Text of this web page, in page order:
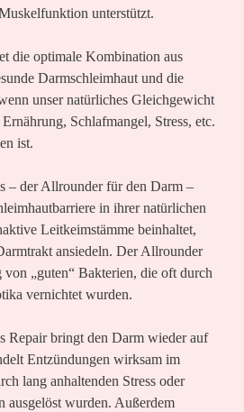
unterstützt.
die optimale Kombination aus
Darmschleimhaut und die
unser natürliches Gleichgewicht
Schlafmangel, Stress, etc.
ist.
– der Allrounder für den Darm –
in ihrer natürlichen
Leitkeimstämme beinhaltet,
ansiedeln. Der Allrounder
„guten“ Bakterien, die oft durch
vernichtet wurden.
Repairbringt den Darm wieder auf
Entzündungen wirksam im
lang anhaltenden Stress oder
ausgelöst wurden. Außerdem